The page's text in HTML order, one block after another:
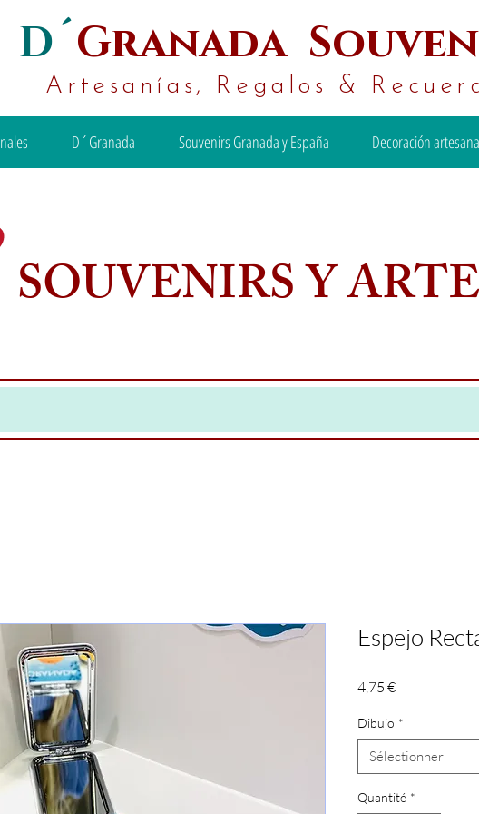
D´Granada
Artesanías, Regalos &
D´Granada Souvenirs Granada y España Decoración
SOUVENIRS Y
Espejo
4,75 €Prix
Dibujo *
Sélectionner
Quantité *